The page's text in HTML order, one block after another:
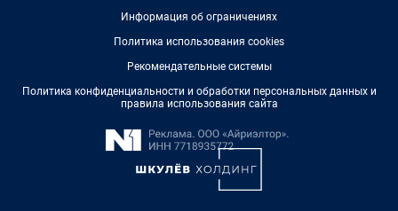
Информация об ограничениях
Политика использования cookies
Рекомендательные системы
Политика конфиденциальности и обработки персональных данных и
правила использования сайта